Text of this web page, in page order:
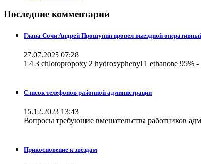
Последние комментарии
Глава Сочи Андрей Прошунин провел выездной
27.07.2025 07:28
1 4 3 chloropropoxy 2 hydroxyphenyl 1 ethanone 95%
Список телефонов районной администрации
15.12.2023 13:43
Вопросы требующие вмешательства работников
Прикосновение к звёздам